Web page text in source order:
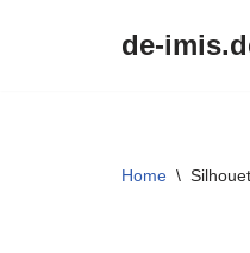
de-
Home \